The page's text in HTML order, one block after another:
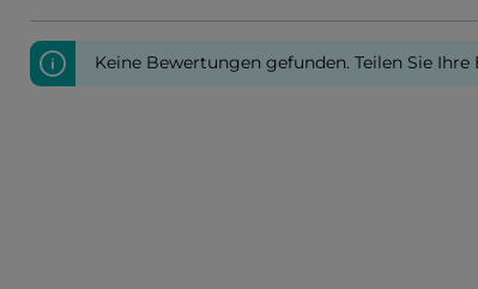
Keine Bewertungen gefunden. Teilen Sie